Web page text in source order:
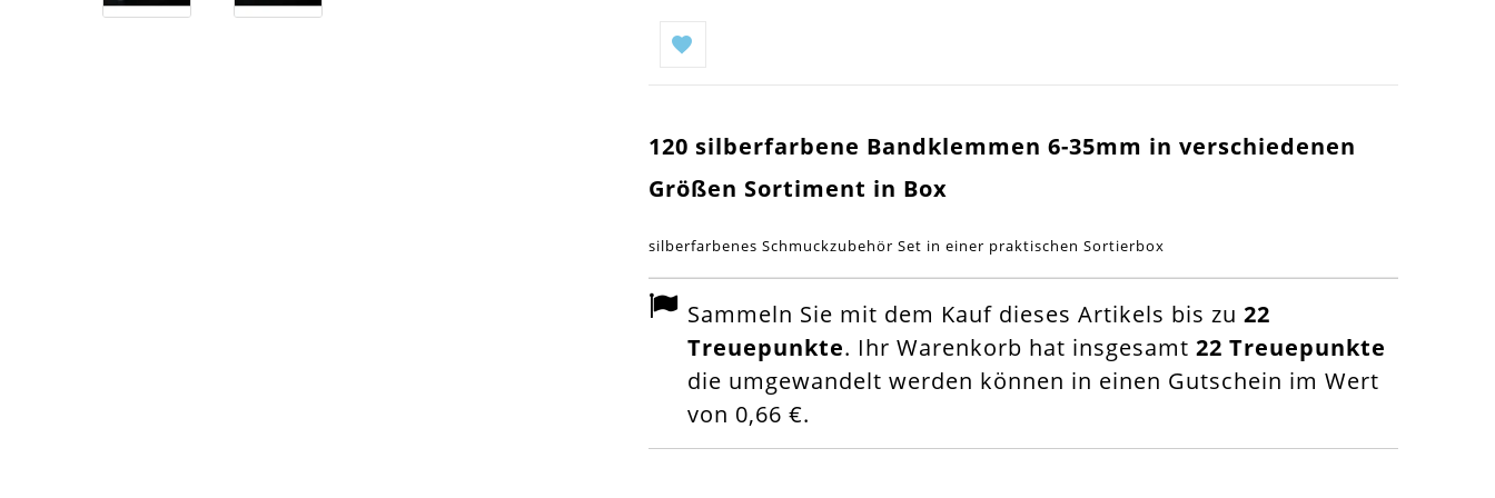
120 silberfarbene Bandklemmen 6-35mm in verschiedenen
Größen Sortiment in Box
silberfarbenes Schmuckzubehör Set in einer praktischen Sortierbox
Sammeln Sie mit dem Kauf dieses Artikels bis zu 22
Treuepunkte. Ihr Warenkorb hat insgesamt 22 Treuepunkte
die umgewandelt werden können in einen Gutschein im Wert
von 0,66 €.